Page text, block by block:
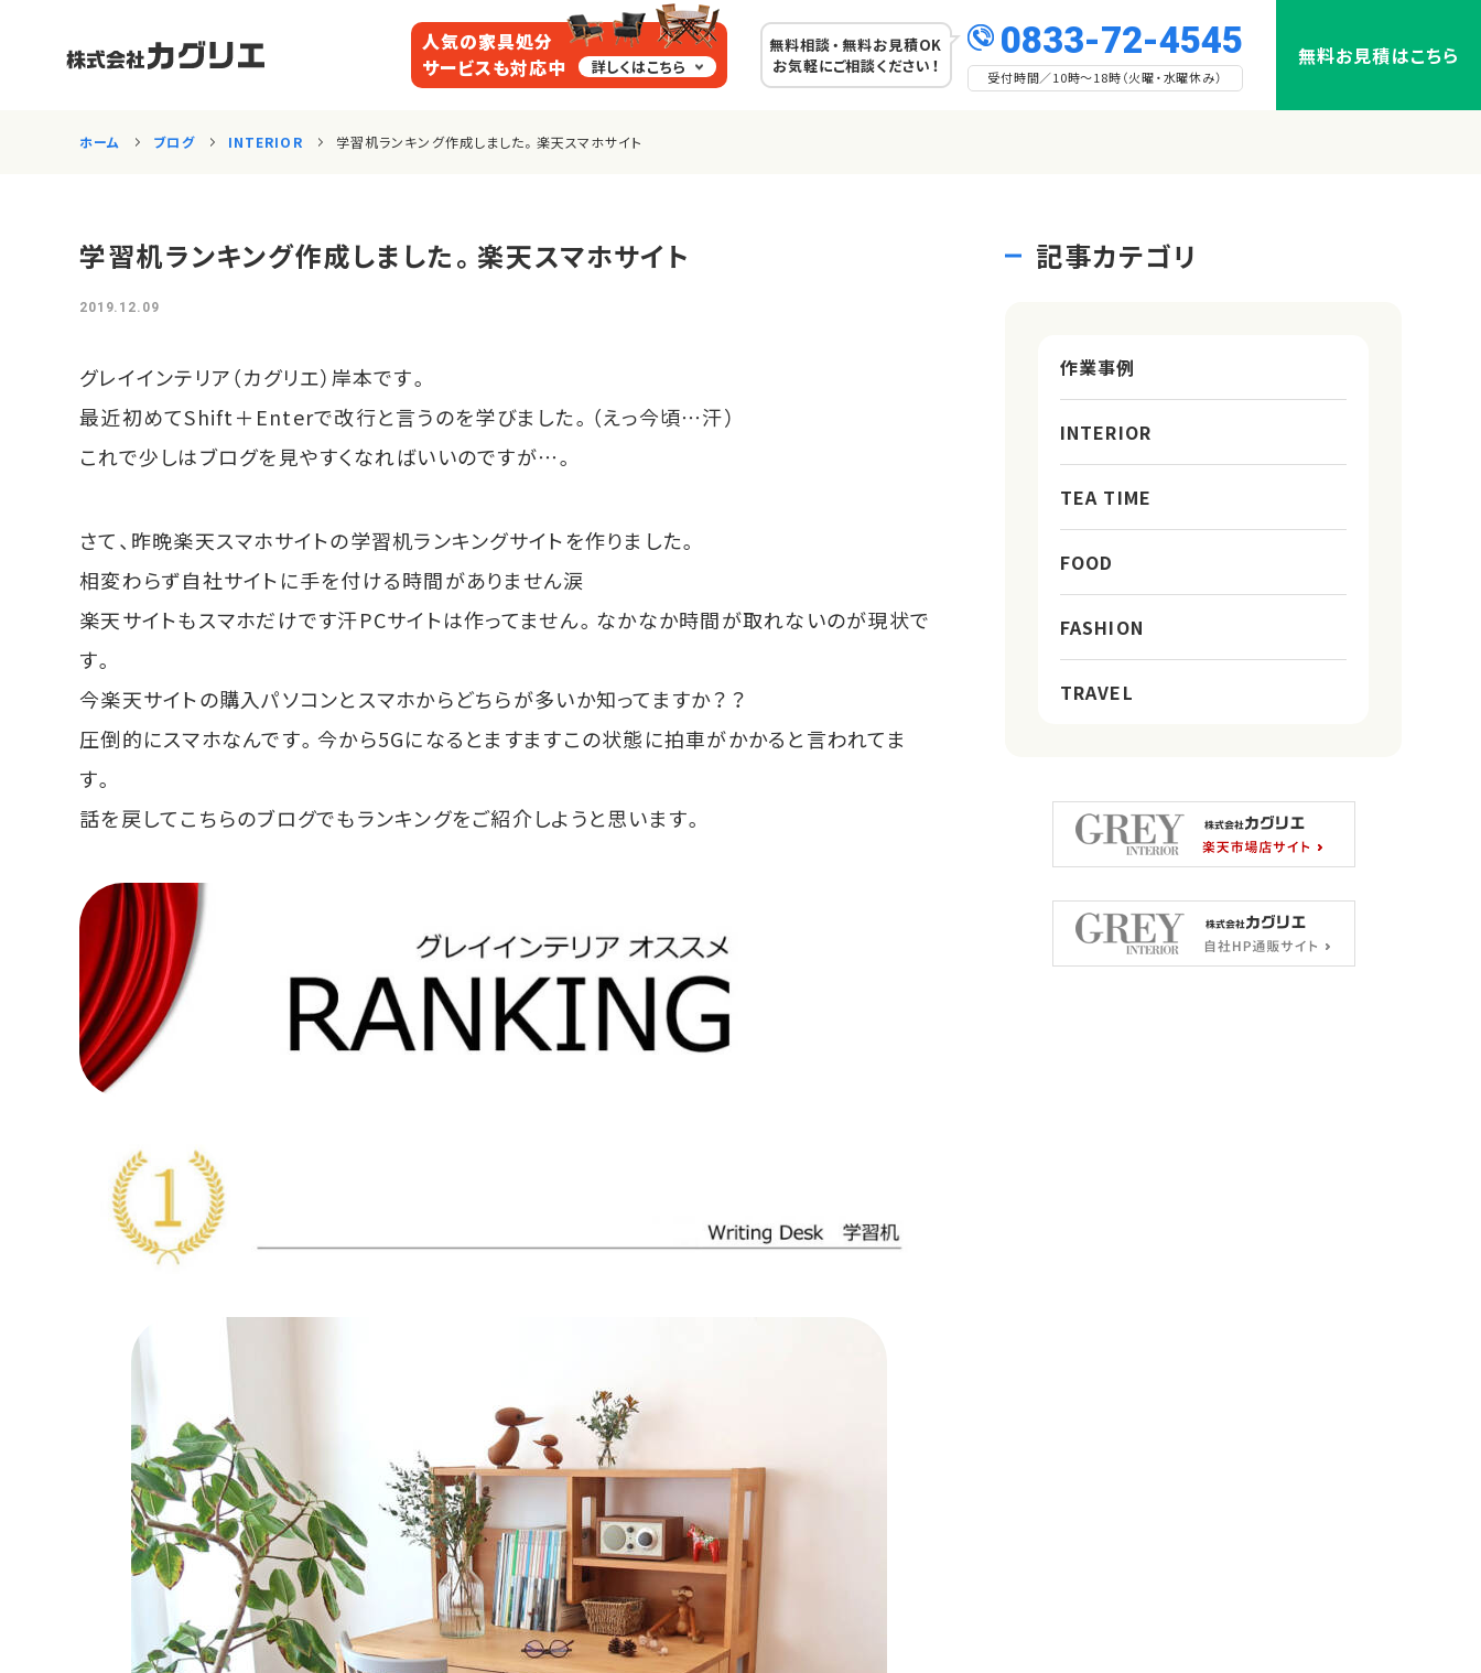
人気の家具処分
サービスも対応中
詳しくはこちら
無料相談・無料お見積OK
お気軽にご相談ください！
0833-72-4545
受付時間／10時～18時（火曜・水曜休み）
無料お見積はこちら
ホーム ブログ INTERIOR 学習机ランキング作成しました。楽天スマホサイト
学習机ランキング作成しました。楽天スマホサイト
2019.12.09
グレイインテリア（カグリエ）岸本です。
最近初めてShift＋Enterで改行と言うのを学びました。（えっ今頃…汗）
これで少しはブログを見やすくなればいいのですが…。
さて、昨晩楽天スマホサイトの学習机ランキングサイトを作りました。
相変わらず自社サイトに手を付ける時間がありません涙
楽天サイトもスマホだけです汗PCサイトは作ってません。なかなか時間が取れないのが現状で
す。
今楽天サイトの購入パソコンとスマホからどちらが多いか知ってますか？？
圧倒的にスマホなんです。今から5Gになるとますますこの状態に拍車がかかると言われてま
す。
話を戻してこちらのブログでもランキングをご紹介しようと思います。
記事カテゴリ
作業事例
INTERIOR
TEA TIME
FOOD
FASHION
TRAVEL